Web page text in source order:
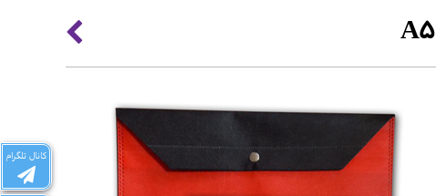
کانال تلگرام